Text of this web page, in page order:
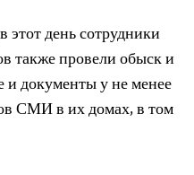
этот день сотрудники
также провели обыск и
и документы у не менее
СМИ в их домах, в том